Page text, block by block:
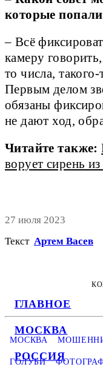
ГЛАВНОЕ
МОСКВА
РОССИЯ
которые
– Всё
камеру
то числа,
Первым делом
обязаны
не дают ход,
Читайте также:
ворует сирень
27 июля 2023
Текст Артем Васев
МОСКВА
ГОЛУБИ